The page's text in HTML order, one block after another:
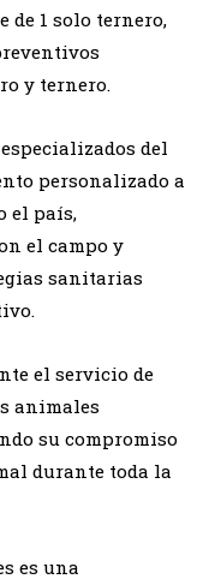
de 1 solo ternero,
y ternero.
del
personalizado a
el país,
el campo y
sanitarias
el servicio de
animales
su compromiso
durante toda la
es una